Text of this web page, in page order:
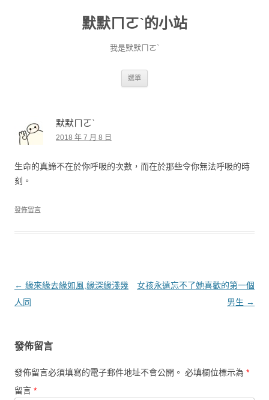
默默ㄇㄛˋ的小站
我是默默ㄇㄛˋ
選單
默默ㄇㄛˋ
2018 年 7 月 8 日
生命的真諦不在於你呼吸的次數，而在於那些令你無法呼吸的時
刻。
發佈留言
文章導覽
← 緣來緣去緣如風,緣深緣淺幾
人同
女孩永遠忘不了她喜歡的第一個
男生 →
發佈留言
發佈留言必須填寫的電子郵件地址不會公開。 必填欄位標示為 *
留言 *